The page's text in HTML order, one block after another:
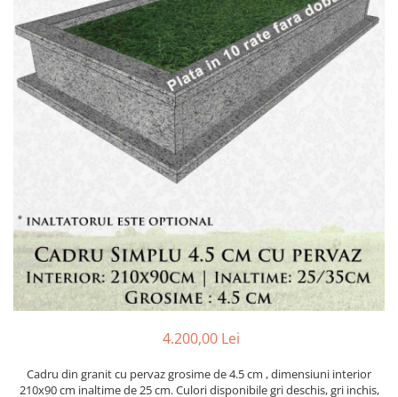
Placa memoriala
Placute ABS personalizate
Solutii intretinere granit si
marmura
4.200,00 Lei
Cadru din granit cu pervaz grosime de 4.5 cm , dimensiuni interior
210x90 cm inaltime de 25 cm. Culori disponibile gri deschis, gri inchis,